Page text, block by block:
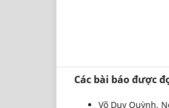
Các bài báo được
Võ Duy Quỳnh,